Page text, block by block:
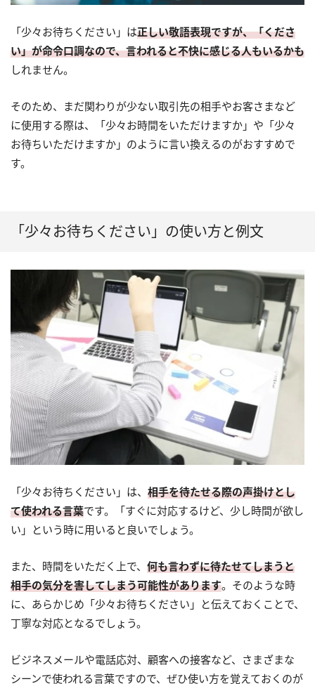
「少々お待ちください」は正しい敬語表現ですが、「くださ
い」が命令口調なので、言われると不快に感じる人もいるかも
しれません。
そのため、まだ関わりが少ない取引先の相手やお客さまなど
に使用する際は、「少々お時間をいただけますか」や「少々
お待ちいただけますか」のように言い換えるのがおすすめで
す。
「少々お待ちください」の使い方と例文
「少々お待ちください」は、 相手を待たせる際の声掛けとし
て使われる言葉です。「すぐに対応するけど、少し時間が欲し
い」という時に用いると良いでしょう。
また、時間をいただく上で、 何も言わずに待たせてしまうと
相手の気分を害してしまう可能性があります。そのような時
に、あらかじめ「少々お待ちください」と伝えておくことで、
丁寧な対応となるでしょう。
ビジネスメールや電話応対、顧客への接客など、さまざまな
シーンで使われる言葉ですので、ぜひ使い方を覚えておくのが